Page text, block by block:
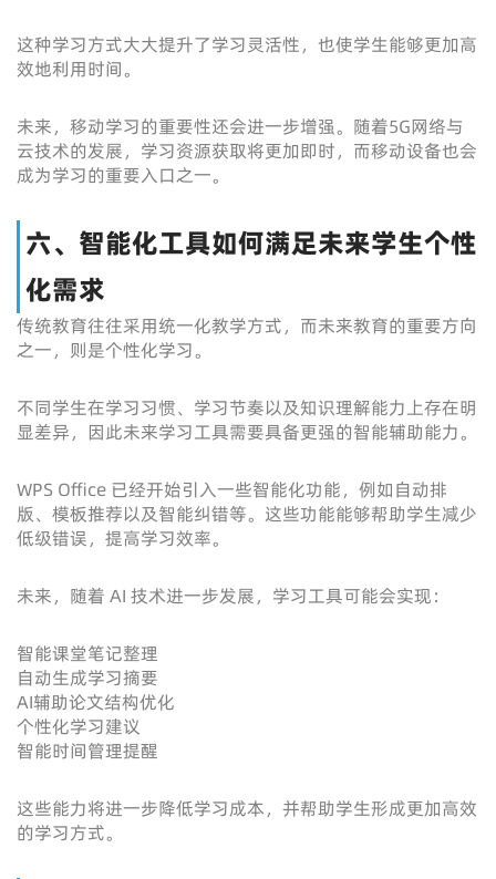
这种学习方式大大提升了学习灵活性，也使学生能够更加高
效地利用时间。
未来，移动学习的重要性还会进一步增强。随着5G网络与
云技术的发展，学习资源获取将更加即时，而移动设备也会
成为学习的重要入口之一。
六、智能化工具如何满足未来学生个性
化需求
传统教育往往采用统一化教学方式，而未来教育的重要方向
之一，则是个性化学习。
不同学生在学习习惯、学习节奏以及知识理解能力上存在明
显差异，因此未来学习工具需要具备更强的智能辅助能力。
WPS Office 已经开始引入一些智能化功能，例如自动排
版、模板推荐以及智能纠错等。这些功能能够帮助学生减少
低级错误，提高学习效率。
未来，随着 AI 技术进一步发展，学习工具可能会实现：
智能课堂笔记整理
自动生成学习摘要
AI辅助论文结构优化
个性化学习建议
智能时间管理提醒
这些能力将进一步降低学习成本，并帮助学生形成更加高效
的学习方式。